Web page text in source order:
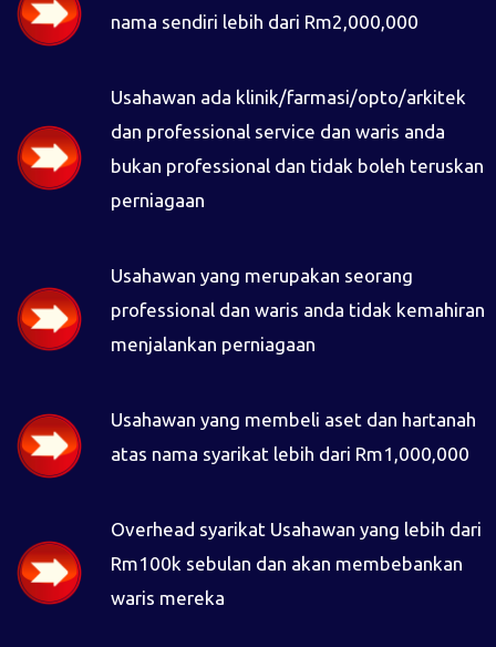
nama sendiri lebih dari Rm2,000,000
Usahawan ada klinik/farmasi/opto/arkitek
dan professional service dan waris anda
bukan professional dan tidak boleh teruskan
perniagaan
Usahawan yang merupakan seorang
professional dan waris anda tidak kemahiran
menjalankan perniagaan
Usahawan yang membeli aset dan hartanah
atas nama syarikat lebih dari Rm1,000,000
Overhead syarikat Usahawan yang lebih dari
Rm100k sebulan dan akan membebankan
waris mereka